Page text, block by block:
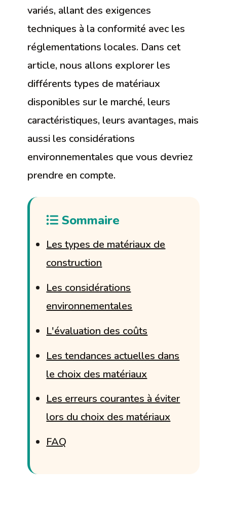
variés, allant des exigences
techniques à la conformité avec les
réglementations locales. Dans cet
article, nous allons explorer les
différents types de matériaux
disponibles sur le marché, leurs
caractéristiques, leurs avantages, mais
aussi les considérations
environnementales que vous devriez
prendre en compte.
Sommaire
Les types de matériaux de
construction
Les considérations
environnementales
L'évaluation des coûts
Les tendances actuelles dans
le choix des matériaux
Les erreurs courantes à éviter
lors du choix des matériaux
FAQ